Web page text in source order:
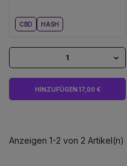
CBD HASH
1
HINZUFÜGEN 17,00 €
Anzeigen 1-2 von 2 Artikel(n)